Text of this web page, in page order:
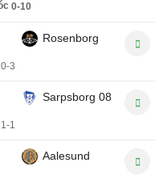
0-10
Rosenborg
0-3
Sarpsborg 08
1-1
Aalesund